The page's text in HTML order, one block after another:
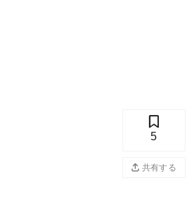
5
共有する